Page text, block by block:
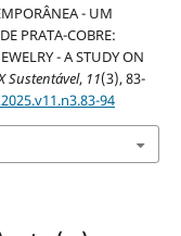
- UM
PRATA-COBRE:
- A STUDY ON
Sustentável, 11(3), 83-
94